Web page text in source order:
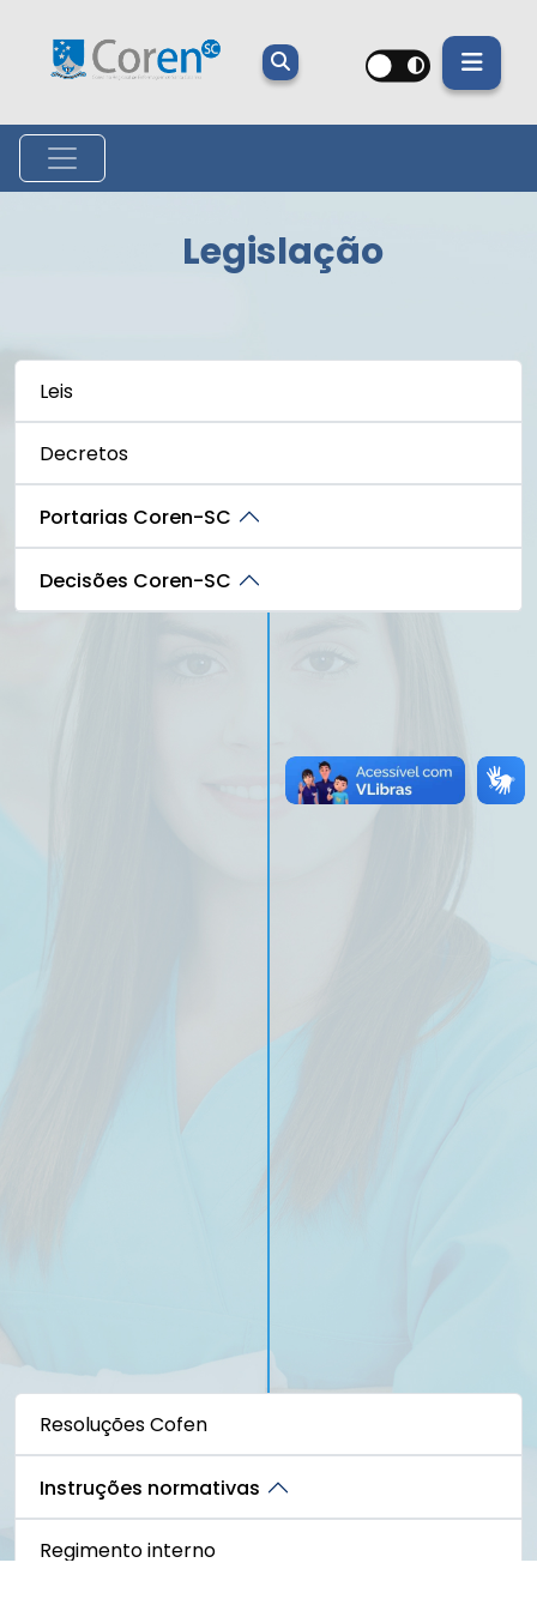
Legislação
Leis
Decretos
Portarias Coren-SC
Decisões Coren-SC
Resoluções Cofen
Instruções normativas
Regimento interno